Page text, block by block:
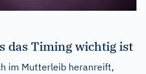
das Timing wichtig ist
im Mutterleib heranreift,